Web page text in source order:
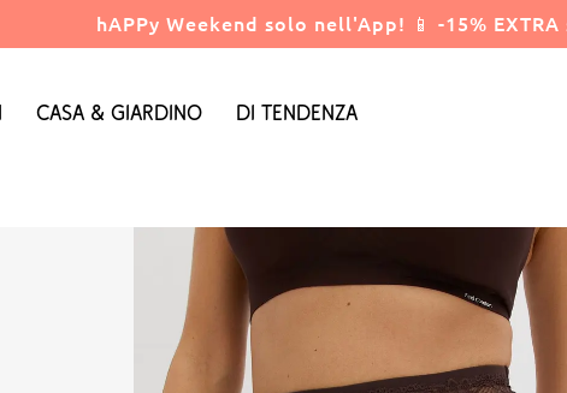
hAPPy Weekend solo nell'App! 📱 -15%
Casa & Giardino Di tendenza